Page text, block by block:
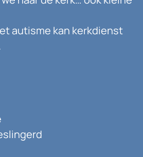
autisme kan kerkdienst